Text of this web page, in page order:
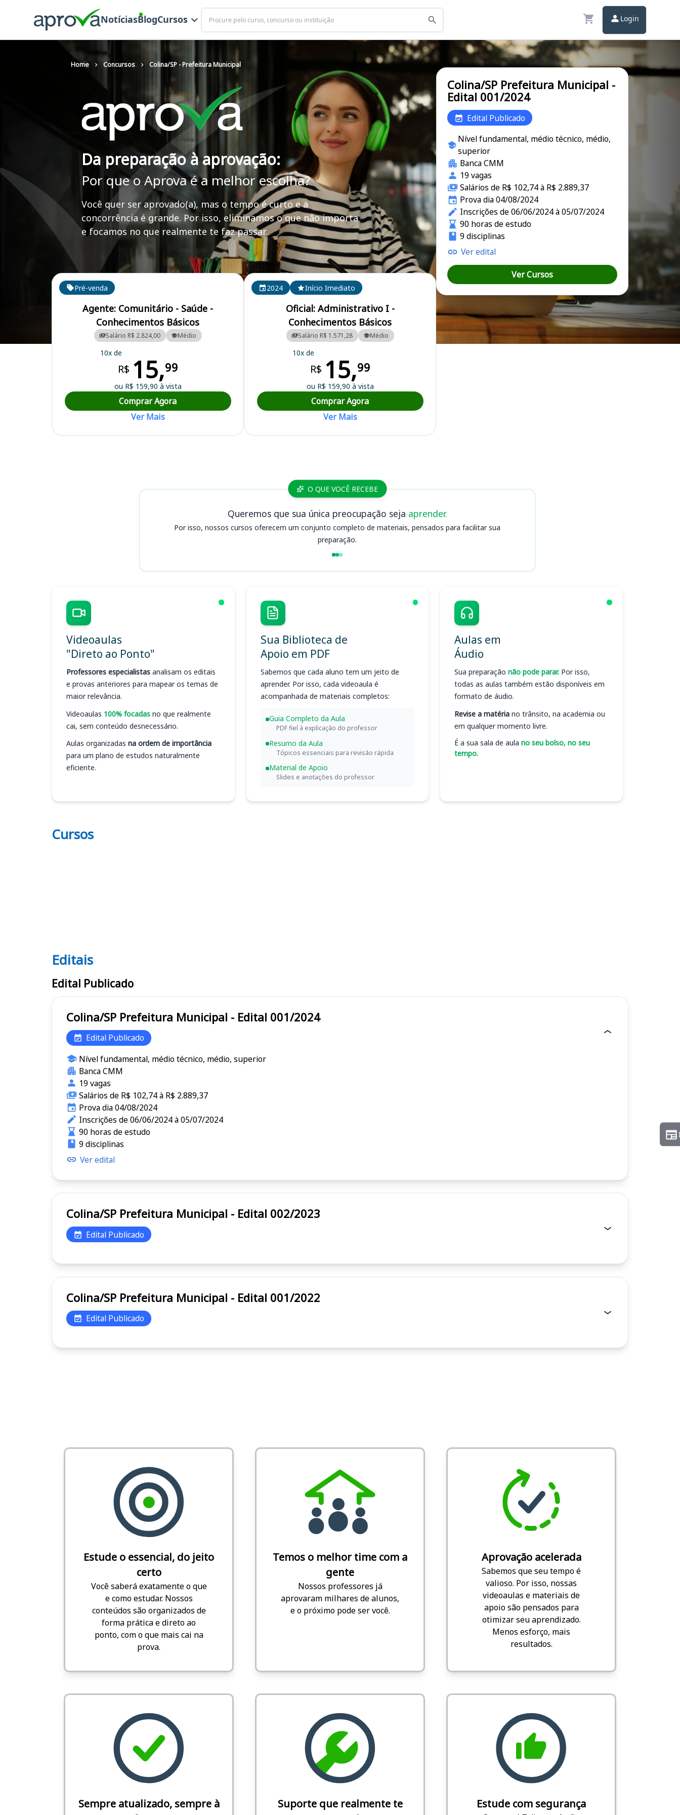
NotíciasBlogCursos
Buscar
Login
Home Concursos Colina/SP - Prefeitura Municipal
Da preparação à aprovação:
Por que o Aprova é a melhor escolha?
Você quer ser aprovado(a), mas o tempo é curto e a
concorrência é grande. Por isso, eliminamos o que não importa
e focamos no que realmente te faz passar.
Curso Preparatório para o Concurso Colina/SP - Prefeitura Municipal
Cursos em destaque para passar no concurso
Pré-venda
Agente: Comunitário - Saúde -
Conhecimentos Básicos
Salário R$ 2.824,00 Médio
10x de
R$ 15,99
ou R$ 159,90 à vista
Comprar Agora
Ver Mais
2024 Início Imediato
Oficial: Administrativo I -
Conhecimentos Básicos
Salário R$ 1.571,28 Médio
10x de
R$ 15,99
ou R$ 159,90 à vista
Comprar Agora
Ver Mais
Colina/SP Prefeitura Municipal -
Edital 001/2024
Edital Publicado
Nível fundamental, médio técnico, médio,
superior
Banca CMM
19 vagas
Salários de R$ 102,74 à R$ 2.889,37
Prova dia 04/08/2024
Inscrições de 06/06/2024 à 05/07/2024
90 horas de estudo
9 disciplinas
Ver edital
Ver Cursos
O QUE VOCÊ RECEBE
Queremos que sua única preocupação seja aprender.
Por isso, nossos cursos oferecem um conjunto completo de materiais, pensados para facilitar sua
preparação.
Videoaulas
"Direto ao Ponto"
Professores especialistas analisam os editais
e provas anteriores para mapear os temas de
maior relevância.
Videoaulas 100% focadas no que realmente
cai, sem conteúdo desnecessário.
Aulas organizadas na ordem de importância
para um plano de estudos naturalmente
eficiente.
Sua Biblioteca de
Apoio em PDF
Sabemos que cada aluno tem um jeito de
aprender. Por isso, cada videoaula é
acompanhada de materiais completos:
Guia Completo da Aula
PDF fiel à explicação do professor
Resumo da Aula
Tópicos essenciais para revisão rápida
Material de Apoio
Slides e anotações do professor
Aulas em
Áudio
Sua preparação não pode parar. Por isso,
todas as aulas também estão disponíveis em
formato de áudio.
Revise a matéria no trânsito, na academia ou
em qualquer momento livre.
É a sua sala de aula no seu bolso, no seu
tempo.
Cursos
Editais
Editais
Edital Publicado
Colina/SP Prefeitura Municipal - Edital 001/2024
Edital Publicado
Nível fundamental, médio técnico, médio, superior
Banca CMM
19 vagas
Salários de R$ 102,74 à R$ 2.889,37
Prova dia 04/08/2024
Inscrições de 06/06/2024 à 05/07/2024
90 horas de estudo
9 disciplinas
Ver edital
Colina/SP Prefeitura Municipal - Edital 002/2023
Edital Publicado
Colina/SP Prefeitura Municipal - Edital 001/2022
Edital Publicado
Estude o essencial, do jeito
certo
Você saberá exatamente o que
e como estudar. Nossos
conteúdos são organizados de
forma prática e direto ao
ponto, com o que mais cai na
prova.
Temos o melhor time com a
gente
Nossos professores já
aprovaram milhares de alunos,
e o próximo pode ser você.
Aprovação acelerada
Sabemos que seu tempo é
valioso. Por isso, nossas
videoaulas e materiais de
apoio são pensados para
otimizar seu aprendizado.
Menos esforço, mais
resultados.
Sempre atualizado, sempre à
Suporte que realmente te
Estude com segurança